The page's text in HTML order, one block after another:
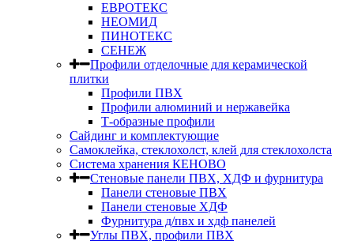
ЕВРОТЕКС
НЕОМИД
ПИНОТЕКС
СЕНЕЖ
Профили отделочные для керамической
плитки
Профили ПВХ
Профили алюминий и нержавейка
Т-образные профили
Сайдинг и комплектующие
Самоклейка, стеклохолст, клей для стеклохолста
Система хранения КЕНОВО
Стеновые панели ПВХ, ХДФ и фурнитура
Панели стеновые ПВХ
Панели стеновые ХДФ
Фурнитура д/пвх и хдф панелей
Углы ПВХ, профили ПВХ